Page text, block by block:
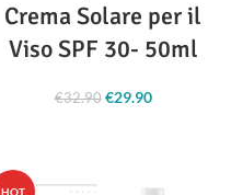
Crema Solare per il
Viso SPF 30- 50ml
€32.90
Il prezzo
€29.90
HOT